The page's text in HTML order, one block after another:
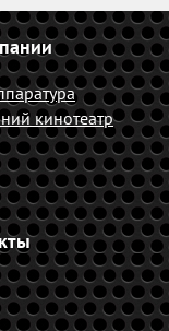
кинотеатр